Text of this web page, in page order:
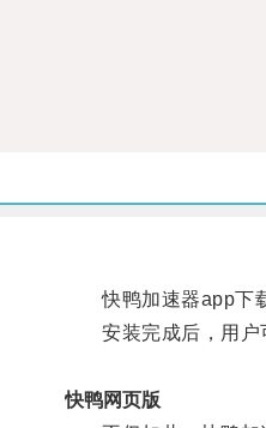
快鸭加速器app下载
安装完成后，用户可
快鸭网页版